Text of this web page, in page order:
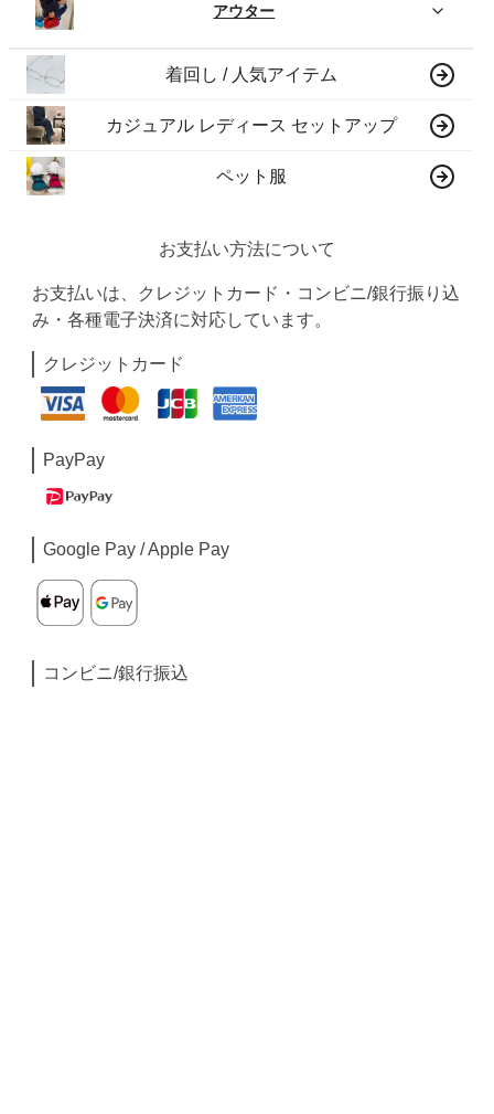
アウター
着回し / 人気アイテム
カジュアル レディース セットアップ
ペット服
お支払い方法について
お支払いは、クレジットカード・コンビニ/銀行振り込
み・各種電子決済に対応しています。
クレジットカード
PayPay
Google Pay / Apple Pay
コンビニ/銀行振込